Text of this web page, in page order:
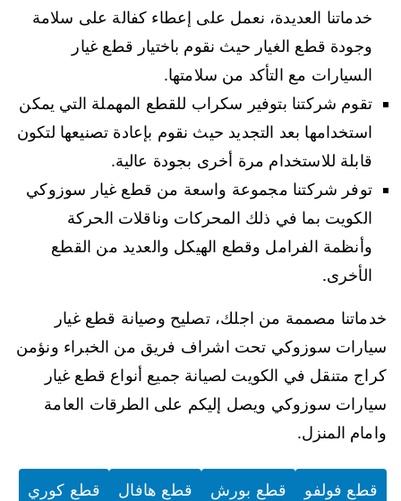
خدماتنا العديدة، نعمل على إعطاء كفالة على سلامة
وجودة قطع الغيار حيث نقوم باختيار قطع غيار
السيارات مع التأكد من سلامتها.
تقوم شركتنا بتوفير سكراب للقطع المهملة التي يمكن
استخدامها بعد التجديد حيث نقوم بإعادة تصنيعها لتكون
قابلة للاستخدام مرة أخرى بجودة عالية.
توفر شركتنا مجموعة واسعة من قطع غيار سوزوكي
الكويت بما في ذلك المحركات وناقلات الحركة
وأنظمة الفرامل وقطع الهيكل والعديد من القطع
الأخرى.
خدماتنا مصممة من اجلك، تصليح وصيانة قطع غيار
سيارات سوزوكي تحت اشراف فريق من الخبراء ونؤمن
كراج متنقل في الكويت لصيانة جميع أنواع قطع غيار
سيارات سوزوكي ويصل إليكم على الطرقات العامة
وامام المنزل.
قطع فولفو قطع بورش قطع هافال قطع كوري